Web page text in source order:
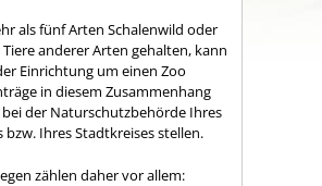
als fünf Arten Schalenwild oder
Tiere anderer Arten gehalten, kann
Einrichtung um einen Zoo
in diesem Zusammenhang
bei der Naturschutzbehörde Ihres
bzw. Ihres Stadtkreises stellen.
zählen daher vor allem: